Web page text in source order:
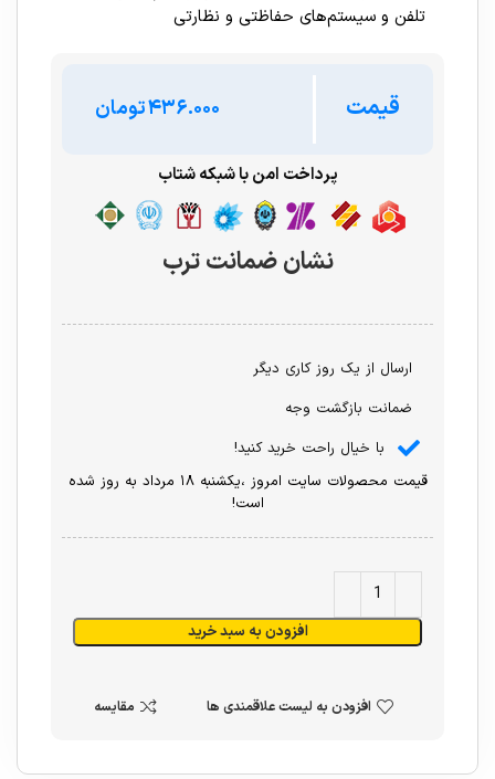
تلفن و سیستم‌های حفاظتی و نظارتی
قیمت تومان
پرداخت امن با شبکه شتاب
نشان ضمانت ترب
ارسال از یک روز کاری دیگر
ضمانت بازگشت وجه
با خیال راحت خرید کنید!
قیمت محصولات سایت امروز ،یکشنبه ۱۸ مرداد به روز شده
است!
افزودن به سبد خرید
افزودن به لیست علاقمندی ها مقایسه